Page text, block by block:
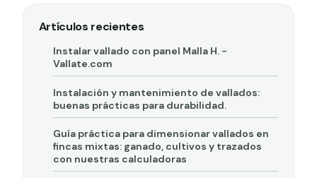
Artículos recientes
Instalar vallado con panel Malla H. -
Vallate.com
Instalación y mantenimiento de vallados:
buenas prácticas para durabilidad.
Guía práctica para dimensionar vallados en
fincas mixtas: ganado, cultivos y trazados
con nuestras calculadoras